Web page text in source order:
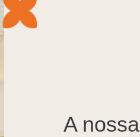
A nossa